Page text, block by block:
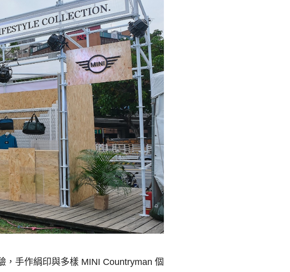
，手作絹印與多樣 MINI Countryman個